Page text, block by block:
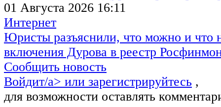
01 Августа 2026 16:11
Интернет
Юристы разъяснили, что можно и что
включения Дурова в реестр
Сообщить новость
Войдит/a> или зарегистрируйтесь ,
для возможности оставлять